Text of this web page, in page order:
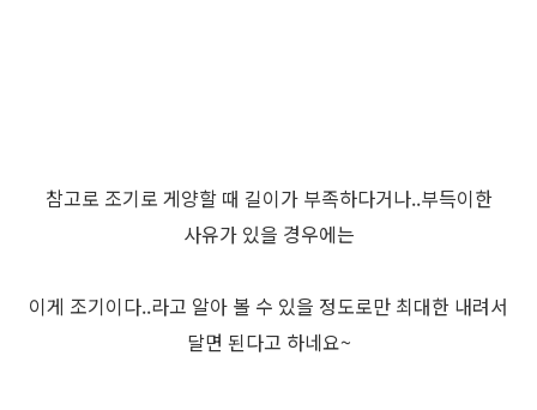
참고로 조기로 게양할 때 길이가 부족하다거나..부득이한
사유가 있을 경우에는
이게 조기이다..라고 알아 볼 수 있을 정도로만 최대한 내려서
달면 된다고 하네요~